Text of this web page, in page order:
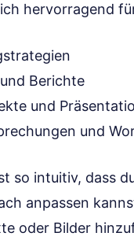
hervorragend
Berichte
und
und
so intuitiv, dass
anpassen
oder Bilder